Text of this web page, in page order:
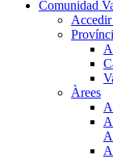
Comunidad
Accedir
Àrees